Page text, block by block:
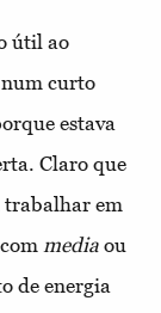
útil ao
curto
estava
Claro que
trabalhar em
media ou
de energia